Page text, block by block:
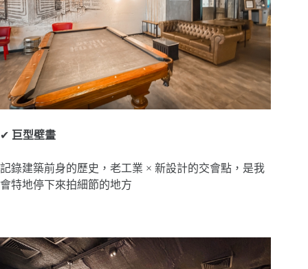
✔ 巨型壁畫
記錄建築前身的歷史，老工業 × 新設計的交會點，是我
會特地停下來拍細節的地方